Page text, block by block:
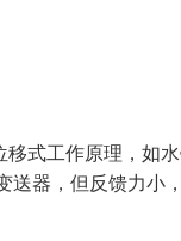
式工作原理，如
器，但反馈力小